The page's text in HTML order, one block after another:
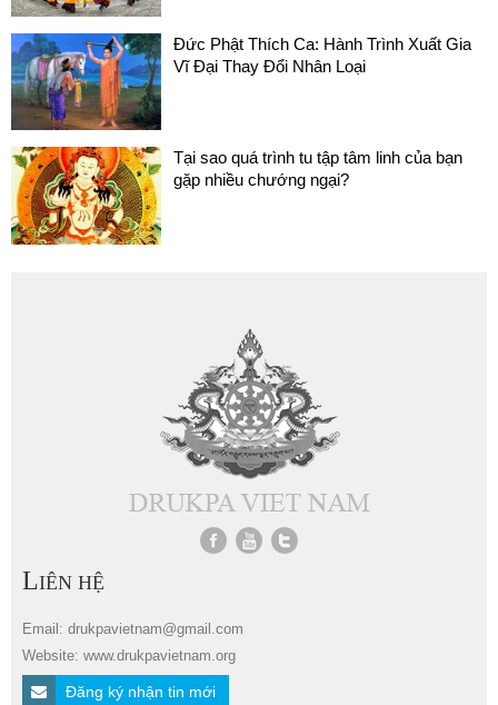
Đức Phật Thích Ca: Hành Trình Xuất Gia
Vĩ Đại Thay Đổi Nhân Loại
Tại sao quá trình tu tập tâm linh của bạn
gặp nhiều chướng ngại?
LIÊN HỆ
Email: drukpavietnam@gmail.com
Website: www.drukpavietnam.org
Đăng ký nhận tin mới